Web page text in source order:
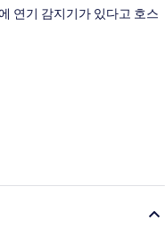
연기 감지기가 있다고 호스